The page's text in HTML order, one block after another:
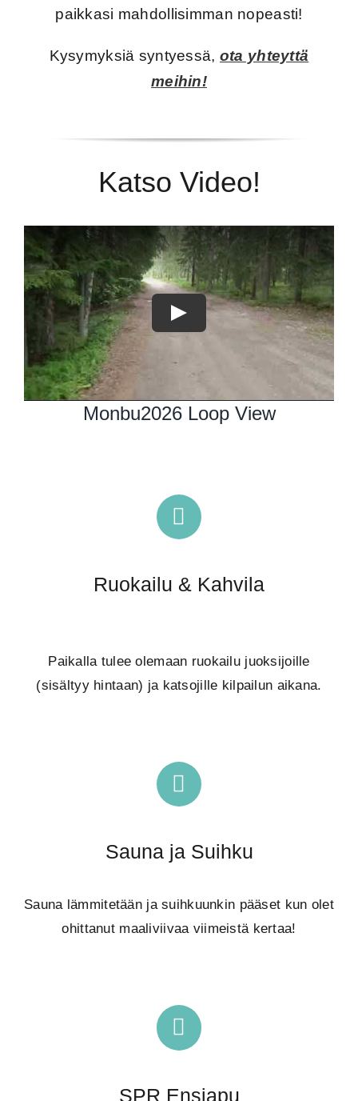
paikkasi mahdollisimman nopeasti!
Kysymyksiä syntyessä, ota yhteyttä
meihin!
Katso Video!
Play
Monbu2026 Loop View
Ruokailu & Kahvila
Paikalla tulee olemaan ruokailu juoksijoille
(sisältyy hintaan) ja katsojille kilpailun aikana.
Sauna ja Suihku
Sauna lämmitetään ja suihkuunkin pääset kun olet
ohittanut maaliviivaa viimeistä kertaa!
SPR Ensiapu